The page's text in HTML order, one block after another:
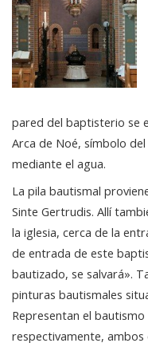
pared del baptisterio se
Arca de Noé, símbolo
mediante el agua.
La pila bautismal
Sinte Gertrudis. Allí
la iglesia, cerca de la
de entrada de este
bautizado, se salvará».
pinturas bautismales
Representan el
respectivamente, ambos